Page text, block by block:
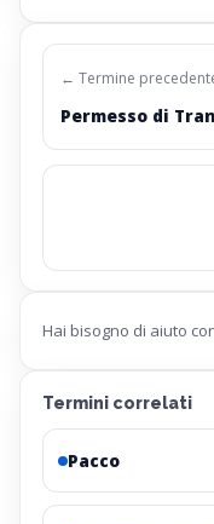
← Termine
Permesso di
Hai bisogno di aiuto
Termini correlati
Pacco